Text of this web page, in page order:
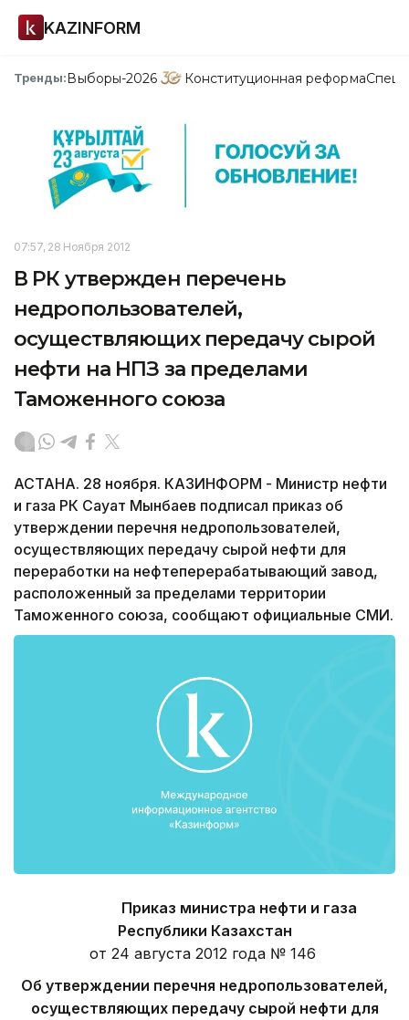
KAZINFORM
Тренды:Выборы-2026 Конституционная реформа
07:57, 28 Ноября 2012
В РК утвержден перечень
недропользователей,
осуществляющих передачу сырой
нефти на НПЗ за пределами
Таможенного союза
АСТАНА. 28 ноября. КАЗИНФОРМ - Министр нефти
и газа РК Сауат Мынбаев подписал приказ об
утверждении перечня недропользователей,
осуществляющих передачу сырой нефти для
переработки на нефтеперерабатывающий завод,
расположенный за пределами территории
Таможенного союза, сообщают официальные СМИ.
Приказ министра нефти и газа
Республики Казахстан
от 24 августа 2012 года № 146
Об утверждении перечня недропользователей,
осуществляющих передачу сырой нефти для